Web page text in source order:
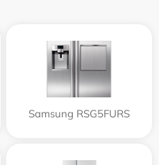
Samsung RSG5FURS